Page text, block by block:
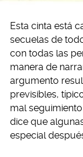
Esta cinta está
secuelas de
con todas las
manera de
argumento
previsibles,
mal
dice que
especial